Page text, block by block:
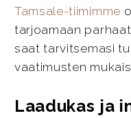
Tamsale-tiimimme
tarjoamaan
saat tarvitsemasi
vaatimusten
Laadukas ja